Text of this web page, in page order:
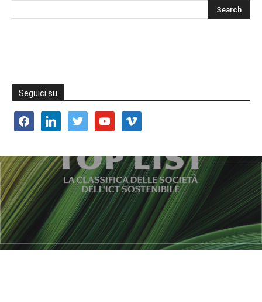
Seguici su
facebooklinkedin twitter youtube vimeo